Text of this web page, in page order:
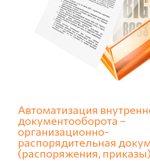
Настройка форм карточки
договор);
Настройка шаблонов
договоров (до 2-х маршрутов).
Автоматизация
документооборота –
организационно-
распорядительная
(распоряжения, приказы)